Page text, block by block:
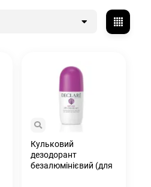
Кульковий
дезодорант
безалюмінієвий (для